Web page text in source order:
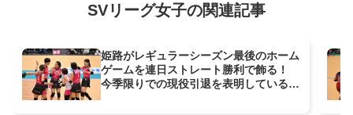
SVリーグ女子の関連記事
姫路がレギュラーシーズン最後のホーム
ゲームを連日ストレート勝利で飾る！
今季限りでの現役引退を表明している選